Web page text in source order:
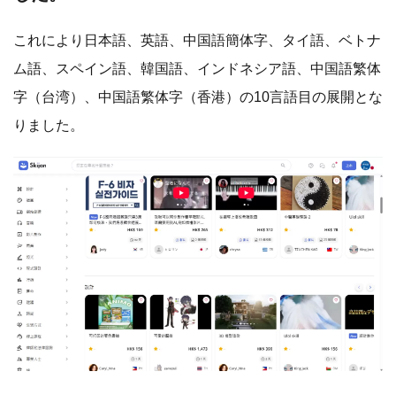
これにより日本語、英語、中国語簡体字、タイ語、ベトナ
ム語、スペイン語、韓国語、インドネシア語、中国語繁体
字（台湾）、中国語繁体字（香港）の10言語目の展開とな
りました。